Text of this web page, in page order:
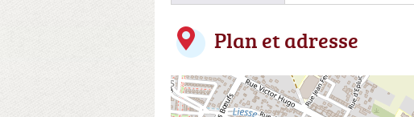
Plan et adresse